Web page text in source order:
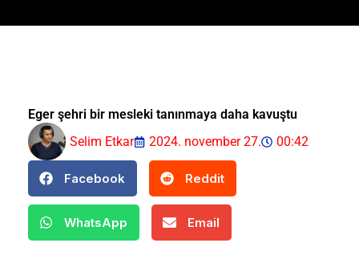
Eger şehri bir mesleki tanınmaya daha kavuştu
Selim Etkar
2024. november 27. 00:42
Facebook Reddit
WhatsApp Email